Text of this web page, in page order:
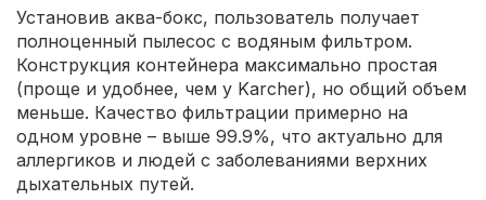
Установив аква-бокс, пользователь получает
полноценный пылесос с водяным фильтром.
Конструкция контейнера максимально простая
(проще и удобнее, чем у Karcher), но общий объем
меньше. Качество фильтрации примерно на
одном уровне – выше 99.9%, что актуально для
аллергиков и людей с заболеваниями верхних
дыхательных путей.